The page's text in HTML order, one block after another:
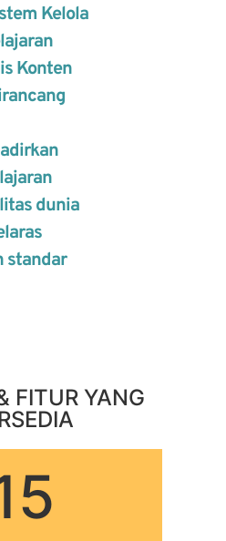
Kelola
Konten
dunia
standar
FITUR YANG